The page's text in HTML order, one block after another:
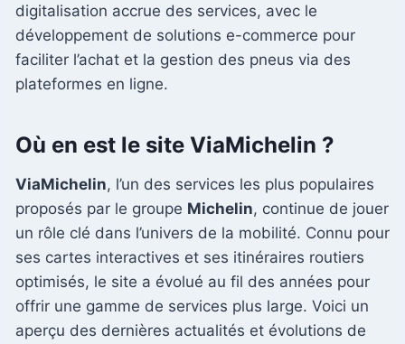
digitalisation accrue des services, avec le
développement de solutions e-commerce pour
faciliter l’achat et la gestion des pneus via des
plateformes en ligne.
Où en est le site ViaMichelin ?
ViaMichelin, l’un des services les plus populaires
proposés par le groupe Michelin, continue de jouer
un rôle clé dans l’univers de la mobilité. Connu pour
ses cartes interactives et ses itinéraires routiers
optimisés, le site a évolué au fil des années pour
offrir une gamme de services plus large. Voici un
aperçu des dernières actualités et évolutions de